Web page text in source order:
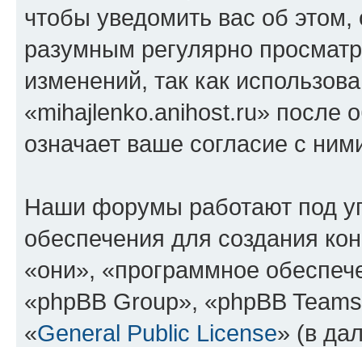
чтобы уведомить вас об
разумным регулярно
изменений, так как
«mihajlenko.anihost.ru» после
означает ваше согласие с
Наши форумы работают под
обеспечения для создания
«они», «программное
«phpBB Group», «phpBB
«General Public License» (в